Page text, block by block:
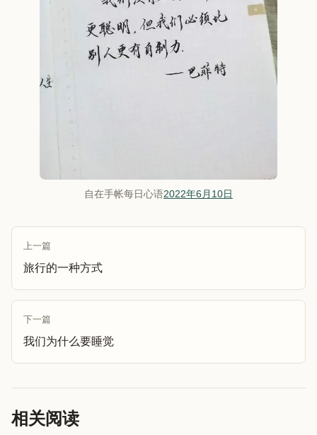
自在手帐每日心语2022年6月10日
上一篇
旅行的一种方式
下一篇
我们为什么要睡觉
相关阅读